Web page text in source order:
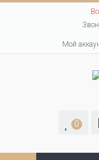
Мой
0